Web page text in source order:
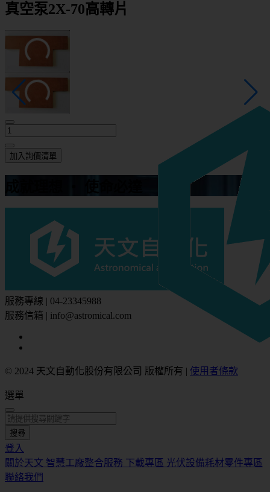
真空泵2X-70高轉片
加入詢價清單
服務專線 | 04-23345988
服務信箱 | info@astromical.com
© 2024 天文自動化股份有限公司 版權所有 | 使用者條款
選單
搜尋
登入
關於天文 智慧工廠整合服務 下載專區 光伏設備耗材零件專區
聯絡我們